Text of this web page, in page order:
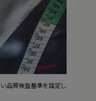
品質検査基準を設定し